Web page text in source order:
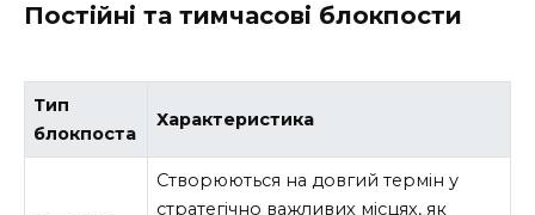
Постійні та тимчасові блокпости
Тип
блокпоста
Характеристика
Створюються на довгий термін у
стратегічно важливих місцях, як